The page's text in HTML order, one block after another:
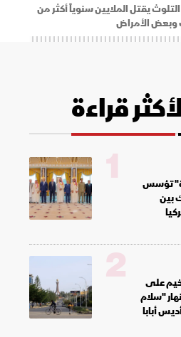
يقتل الملايين سنوياً أكثر من
وبعض الأمراض
قراءة
تؤسس
بين
1
على
"سلام
أبابا
2